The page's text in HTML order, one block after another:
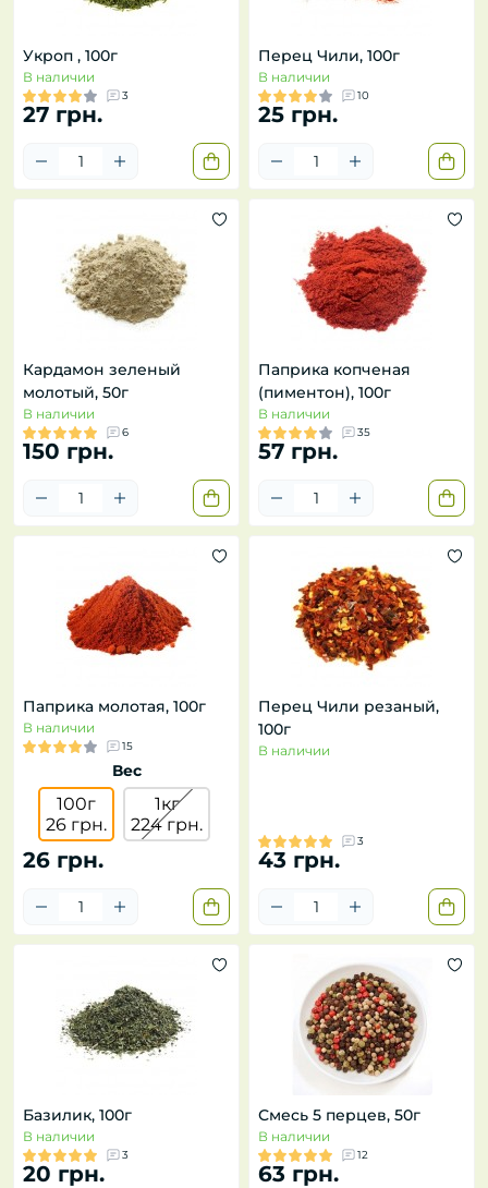
Укроп , 100г
В наличии
3
27 грн.
Перец Чили, 100г
В наличии
10
25 грн.
Кардамон зеленый
молотый, 50г
В наличии
6
150 грн.
Паприка копченая
(пиментон), 100г
В наличии
35
57 грн.
Паприка молотая, 100г
В наличии
15
Вес
100г
26 грн.
1кг
224 грн.
26 грн.
Перец Чили резаный,
100г
В наличии
3
43 грн.
Базилик, 100г
В наличии
3
20 грн.
Смесь 5 перцев, 50г
В наличии
12
63 грн.